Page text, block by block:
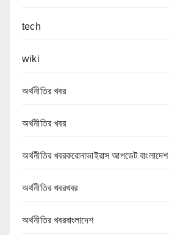
tech
wiki
অর্থনীতির খবর
অর্থনীতির খবর
অর্থনীতির খবরকরোনাভাইরাস আপডেট বাংলাদেশ
অর্থনীতির খবরখবর
অর্থনীতির খবরবাংলাদেশ